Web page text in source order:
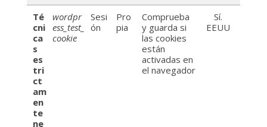
Té
cni
ca
s
es
tri
ct
am
en
te
ne
wordpr
ess_test_
cookie
Sesi
ón
Pro
pia
Comprueba
y guarda si
las cookies
están
activadas en
el navegador
Sí.
EEUU